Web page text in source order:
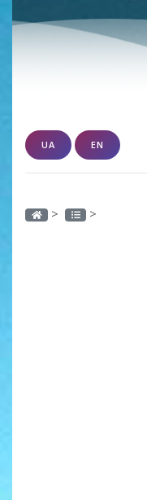
UA EN
> >